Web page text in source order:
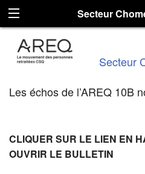
Secteur
Secteur
Les échos de l’AREQ 10B
CLIQUER SUR LE LIEN EN
OUVRIR LE BULLETIN